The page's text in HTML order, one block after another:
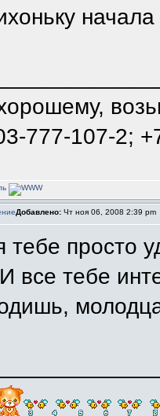
777-107-2;
Добавлено: Чт ноя 06, 2008 2:39 pm
тебе просто
все тебе